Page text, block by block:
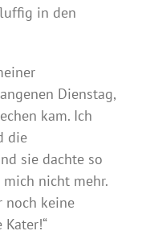
in den
Dienstag,
kam. Ich
die
sie dachte so
nicht mehr.
noch keine
Kater!“